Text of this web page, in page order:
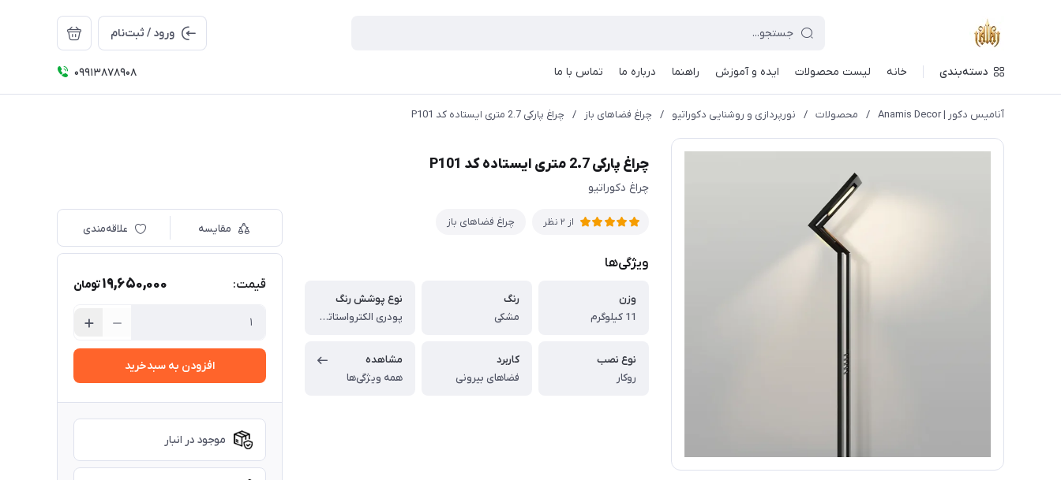
ورود / ثبت‌نام
دسته‌بندی خانه لیست محصولات ایده و آموزش راهنما درباره ما تماس با ما 09913878908
آنامیس دکور | Anamis Decor / محصولات / نورپردازی و روشنایی دکوراتیو / چراغ فضاهای باز / چراغ پارکی 2.7 متری ایستاده کد P101
چراغ پارکی 2.7 متری ایستاده کد P101
چراغ دکوراتیو
از 2 نظر چراغ فضاهای باز
ویژگی‌ها
وزن
11 کیلوگرم
رنگ
مشکی
نوع پوشش رنگ
پودری الکترواستاتیک پلی استر
نوع نصب
روکار
کاربرد
فضاهای بیرونی
مشاهده
همه ویژگی‌ها
مقایسه علاقه‌مندی
قیمت: 19,650,000تومان
افزودن به سبدخرید
موجود در انبار